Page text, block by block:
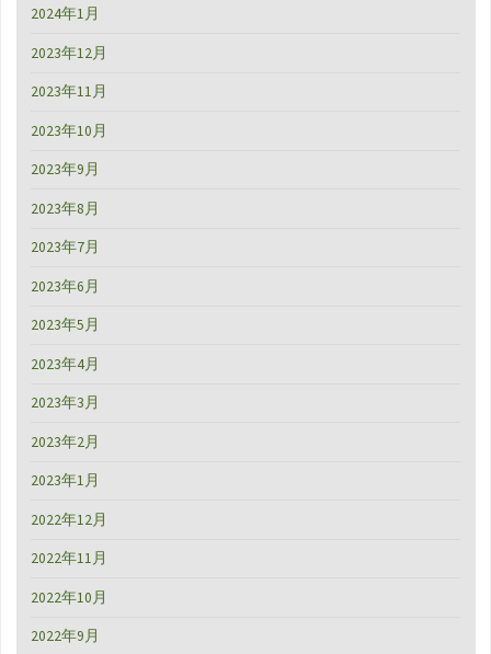
2024年1月
2023年12月
2023年11月
2023年10月
2023年9月
2023年8月
2023年7月
2023年6月
2023年5月
2023年4月
2023年3月
2023年2月
2023年1月
2022年12月
2022年11月
2022年10月
2022年9月